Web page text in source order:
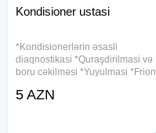
Kondisioner ustasi
*Kondisionerlərin əsasli
diaqnostikasi *Quraşdirilmasi və
boru cəkilməsi *Yuyulmasi *Frion
dəyişdirilməsi *Boru xəttinin
5 AZN